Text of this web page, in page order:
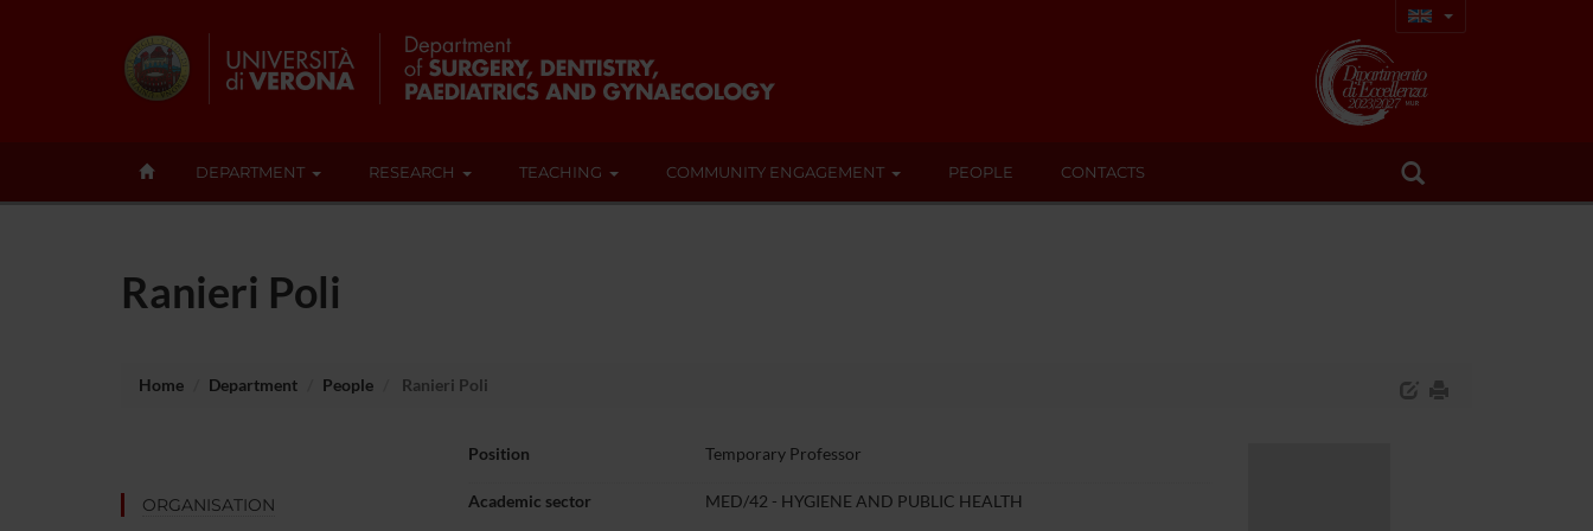
DEPARTMENT RESEARCH TEACHING COMMUNITY ENGAGEMENT PEOPLE CONTACTS
Ranieri Poli
Home Department People Ranieri Poli
ORGANISATION
Position Temporary Professor
Academic sector MED/42 - HYGIENE AND PUBLIC HEALTH